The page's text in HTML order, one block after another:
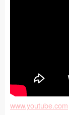
www.youtube.com